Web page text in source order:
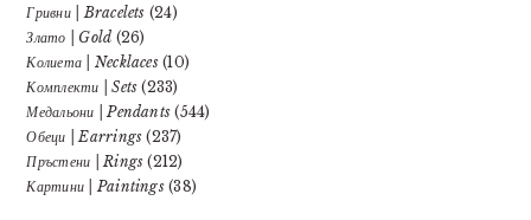
Гривни | Bracelets (24)
Злато | Gold (26)
Колиета | Necklaces(10)
Комплекти | Sets (233)
Медальони | Pendants (544)
Обеци | Earrings (237)
Пръстени | Rings (212)
Картини | Paintings(38)